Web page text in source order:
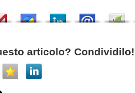
articolo? Condividilo!